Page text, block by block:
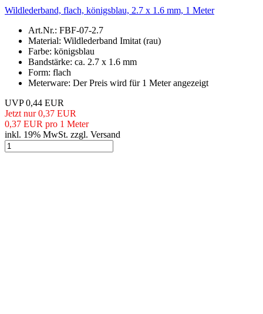
Wildlederband, flach, königsblau, 2.7 x 1.6 mm, 1 Meter
Art.Nr.: FBF-07-2.7
Material: Wildlederband Imitat (rau)
Farbe: königsblau
Bandstärke: ca. 2.7 x 1.6 mm
Form: flach
Meterware: Der Preis wird für 1 Meter angezeigt
UVP 0,44 EUR
Jetzt nur 0,37 EUR
0,37 EUR pro 1 Meter
inkl. 19% MwSt. zzgl. Versand